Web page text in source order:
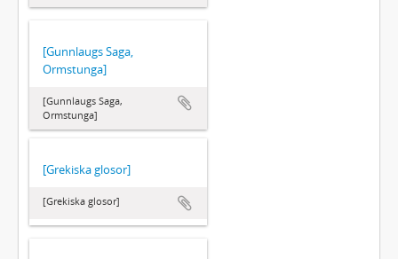
[Gunnlaugs Saga,
Ormstunga]
[Gunnlaugs Saga,
Ormstunga]
[Grekiska glosor]
[Grekiska glosor]